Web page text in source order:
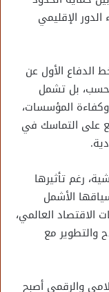
الإقليمي
الدفاع الأول عن
بل تشمل
المؤسسات،
على التماسك في
رغم تأثيرها
الأشمل
الاقتصاد العالمي،
والتطوير مع
والرقمي أصبح